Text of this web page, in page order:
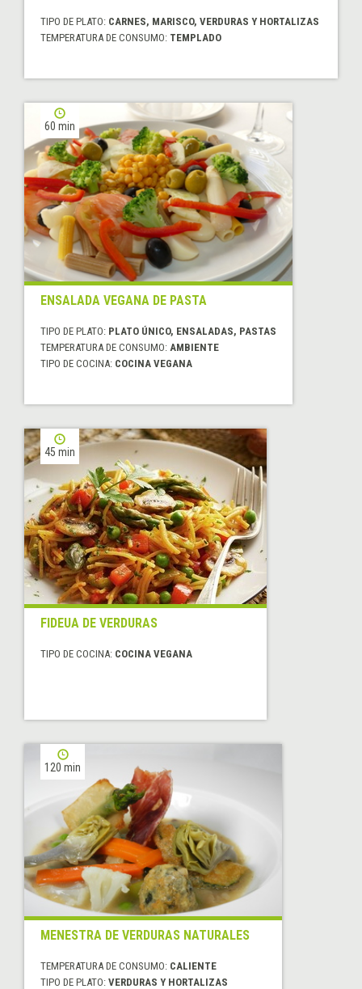
TIPO DE PLATO: CARNES, MARISCO, VERDURAS Y HORTALIZAS
TEMPERATURA DE CONSUMO: TEMPLADO
60 min
ENSALADA VEGANA DE PASTA
TIPO DE PLATO: PLATO ÚNICO, ENSALADAS, PASTAS
TEMPERATURA DE CONSUMO: AMBIENTE
TIPO DE COCINA: COCINA VEGANA
45 min
FIDEUA DE VERDURAS
TIPO DE COCINA: COCINA VEGANA
120 min
MENESTRA DE VERDURAS NATURALES
TEMPERATURA DE CONSUMO: CALIENTE
TIPO DE PLATO: VERDURAS Y HORTALIZAS